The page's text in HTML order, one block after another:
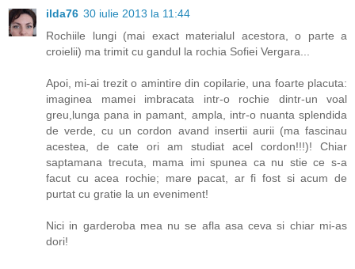
ilda76 30 iulie 2013 la 11:44
Rochiile lungi (mai exact materialul acestora, o parte a
croielii) ma trimit cu gandul la rochia Sofiei Vergara...
Apoi, mi-ai trezit o amintire din copilarie, una foarte placuta:
imaginea mamei imbracata intr-o rochie dintr-un voal
greu,lunga pana in pamant, ampla, intr-o nuanta splendida
de verde, cu un cordon avand insertii aurii (ma fascinau
acestea, de cate ori am studiat acel cordon!!!)! Chiar
saptamana trecuta, mama imi spunea ca nu stie ce s-a
facut cu acea rochie; mare pacat, ar fi fost si acum de
purtat cu gratie la un eveniment!
Nici in garderoba mea nu se afla asa ceva si chiar mi-as
dori!